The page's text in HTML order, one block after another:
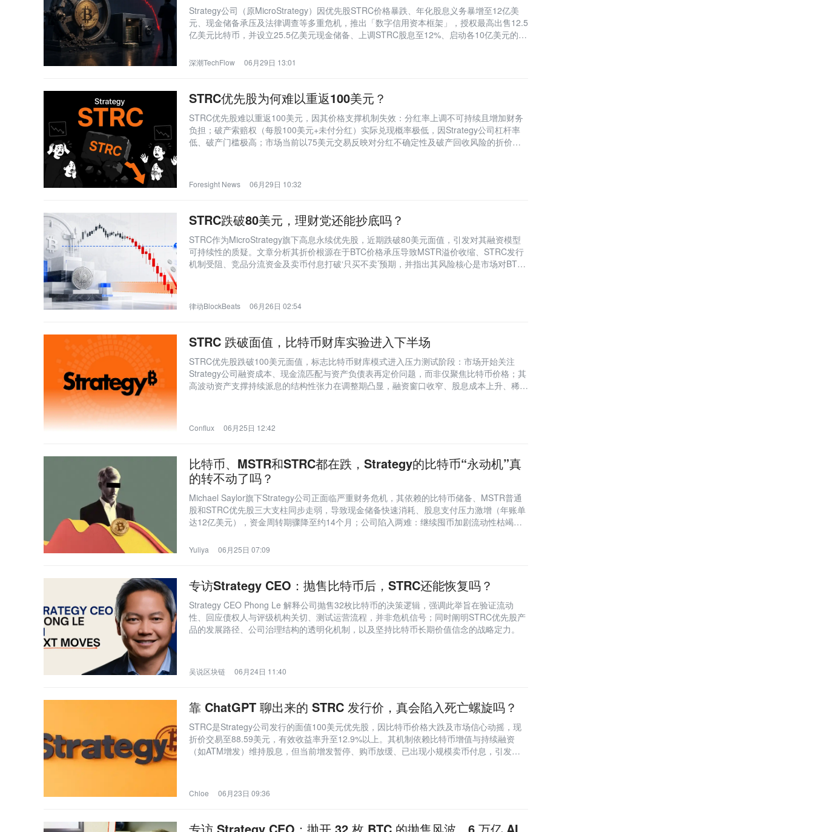
Strategy公司（原MicroStrategy）因优先股STRC价格暴跌、年化股息义务暴增至12亿美
元、现金储备承压及法律调查等多重危机，推出「数字信用资本框架」，授权最高出售12.5
亿美元比特币，并设立25.5亿美元现金储备、上调STRC股息至12%、启动各10亿美元的优
深潮TechFlow 06月29日 13:01
STRC优先股为何难以重返100美元？
STRC优先股难以重返100美元，因其价格支撑机制失效：分红率上调不可持续且增加财务
负担；破产索赔权（每股100美元+未付分红）实际兑现概率极低，因Strategy公司杠杆率
低、破产门槛极高；市场当前以75美元交易反映对分红不确定性及破产回收风险的折价，
Foresight News 06月29日 10:32
STRC跌破80美元，理财党还能抄底吗？
STRC作为MicroStrategy旗下高息永续优先股，近期跌破80美元面值，引发对其融资模型
可持续性的质疑。文章分析其折价根源在于BTC价格承压导致MSTR溢价收缩、STRC发行
机制受阻、竞品分流资金及卖币付息打破‘只买不卖’预期，并指出其风险核心是市场对BTC
律动BlockBeats 06月26日 02:54
STRC 跌破面值，比特币财库实验进入下半场
STRC优先股跌破100美元面值，标志比特币财库模式进入压力测试阶段：市场开始关注
Strategy公司融资成本、现金流匹配与资产负债表再定价问题，而非仅聚焦比特币价格；其
高波动资产支撑持续派息的结构性张力在调整期凸显，融资窗口收窄、股息成本上升、稀释
Conflux 06月25日 12:42
比特币、MSTR和STRC都在跌，Strategy的比特币“永动机”真
的转不动了吗？
Michael Saylor旗下Strategy公司正面临严重财务危机，其依赖的比特币储备、MSTR普通
股和STRC优先股三大支柱同步走弱，导致现金储备快速消耗、股息支付压力激增（年账单
达12亿美元），资金周转期骤降至约14个月；公司陷入两难：继续囤币加剧流动性枯竭，
Yuliya 06月25日 07:09
专访Strategy CEO：抛售比特币后，STRC还能恢复吗？
Strategy CEO Phong Le 解释公司抛售32枚比特币的决策逻辑，强调此举旨在验证流动
性、回应债权人与评级机构关切、测试运营流程，并非危机信号；同时阐明STRC优先股产
品的发展路径、公司治理结构的透明化机制，以及坚持比特币长期价值信念的战略定力。
吴说区块链 06月24日 11:40
靠 ChatGPT 聊出来的 STRC 发行价，真会陷入死亡螺旋吗？
STRC是Strategy公司发行的面值100美元优先股，因比特币价格大跌及市场信心动摇，现
折价交易至88.59美元，有效收益率升至12.9%以上。其机制依赖比特币增值与持续融资
（如ATM增发）维持股息，但当前增发暂停、购币放缓、已出现小规模卖币付息，引发
Chloe 06月23日 09:36